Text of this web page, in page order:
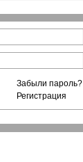
Забыли пароль?
Регистрация